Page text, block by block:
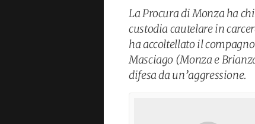
La Procura di Monza ha
custodia cautelare in
ha accoltellato il
Masciago (Monza e
difesa da un’aggressione.